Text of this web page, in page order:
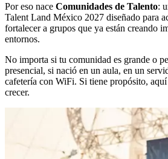
Por eso nace Comunidades de Talento:
Talent Land México 2027 diseñado para
fortalecer a grupos que ya están creando
entornos.
No importa si tu comunidad es grande o
presencial, si nació en un aula, en un
cafetería con WiFi. Si tiene propósito,
crecer.